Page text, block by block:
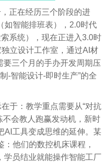
正在经历三个阶段的进
如智能排班表），2.0时代
系统），现在正进入3.0时
立设计工作室，通过AI材
要三个月的手办开发周期压
-智能设计-即时生产”的全
于：教学重点需要从“对抗
不会教人跑赢发动机，新时
AI工具变成思维的延伸。某
他们的数控机床课程，
学员结业就能操作智能工厂